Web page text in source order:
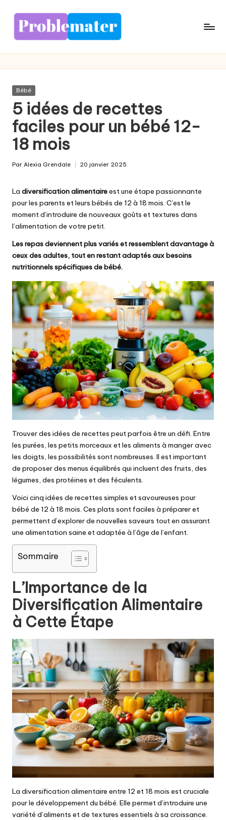
Posted
Bébé
5 idées de recettes
faciles pour un bébé 12-
18 mois
Par Alexia Grendale 20 janvier 2025
La diversification alimentaireest une étape passionnante
pour les parents et leurs bébés de 12 à 18 mois. C’est le
moment d’introduire de nouveaux goûts et textures dans
l’alimentation de votre petit.
Les repas deviennent plus variés et ressemblent davantage à
ceux des adultes, tout en restant adaptés aux besoins
nutritionnels spécifiques de bébé.
Trouver des idées de recettes peut parfois être un défi. Entre
les purées, les petits morceaux et les aliments à manger avec
les doigts, les possibilités sont nombreuses. Il est important
de proposer des menus équilibrés qui incluent des fruits, des
légumes, des protéines et des féculents.
Voici cinq idées de recettes simples et savoureuses pour
bébé de 12 à 18 mois. Ces plats sont faciles à préparer et
permettent d’explorer de nouvelles saveurs tout en assurant
une alimentation saine et adaptée à l’âge de l’enfant.
Sommaire
L’Importance de la
Diversification Alimentaire
à Cette Étape
La diversification alimentaire entre 12 et 18 mois est cruciale
pour le développement du bébé. Elle permet d’introduire une
variété d’aliments et de textures essentiels à sa croissance.